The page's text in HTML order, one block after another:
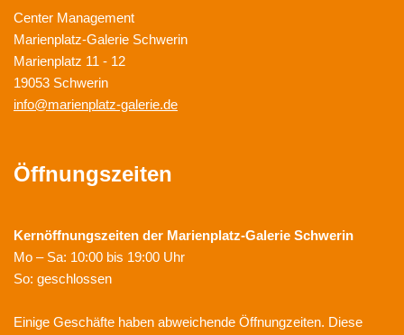
Center Management
Marienplatz-Galerie Schwerin
Marienplatz 11 - 12
19053 Schwerin
info@marienplatz-galerie.de
Öffnungszeiten
Kernöffnungszeiten der Marienplatz-Galerie Schwerin
Mo – Sa: 10:00 bis 19:00 Uhr
So: geschlossen
Einige Geschäfte haben abweichende Öffnungzeiten. Diese